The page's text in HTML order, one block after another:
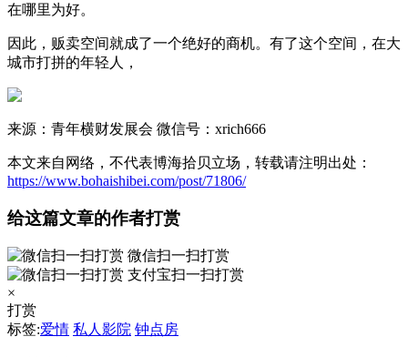
在哪里为好。
因此，贩卖空间就成了一个绝好的商机。有了这个空间，在大
城市打拼的年轻人，
来源：青年横财发展会 微信号：xrich666
本文来自网络，不代表博海拾贝立场，转载请注明出处：
https://www.bohaishibei.com/post/71806/
给这篇文章的作者打赏
微信扫一扫打赏
支付宝扫一扫打赏
×
打赏
标签:爱情 私人影院 钟点房